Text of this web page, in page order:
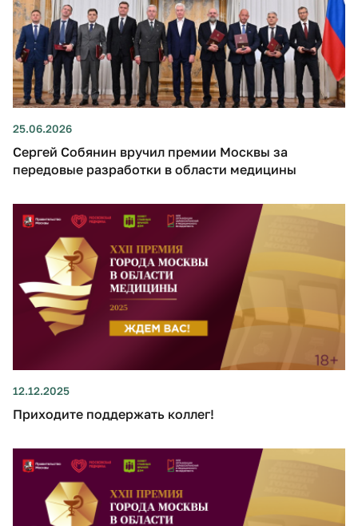
25.06.2026
Сергей Собянин вручил премии Москвы за
передовые разработки в области медицины
12.12.2025
Приходите поддержать коллег!